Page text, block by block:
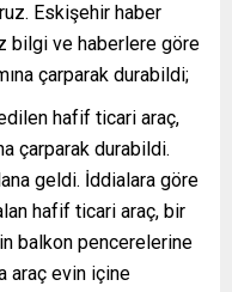
Eskişehir haber
bilgi ve haberlere göre
çarparak durabildi;
hafif ticari araç,
çarparak durabildi.
geldi. İddialara göre
hafif ticari araç, bir
balkon pencerelerine
araç evin içine